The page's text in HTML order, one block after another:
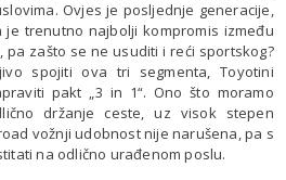
Ovjes je posljednje generacije,
je trenutno najbolji kompromis između
zašto se ne usuditi i reći sportskog?
spojiti ova tri segmenta, Toyotini
pakt „3 in 1“. Ono što moramo
držanje ceste, uz visok stepen
vožnji udobnost nije narušena, pa s
na odlično urađenom poslu.